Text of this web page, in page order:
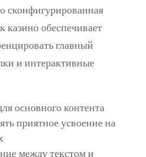
сконфигурированная
казино обеспечивает
главный
и интерактивные
основного контента
приятное усвоение на
между текстом и